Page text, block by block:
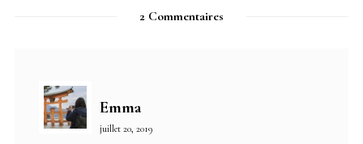
2 Commentaires
Emma
juillet 20, 2019